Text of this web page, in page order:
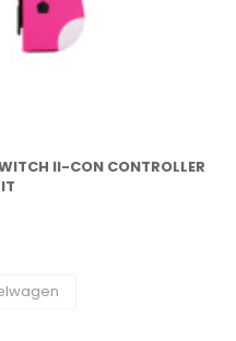
II-CON CONTROLLER